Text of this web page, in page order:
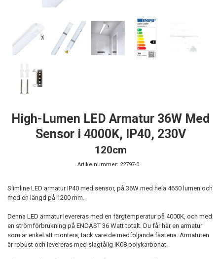
High-Lumen LED Armatur 36W Med
Sensor i 4000K, IP40, 230V
120cm
Artikelnummer: 22797-0
Slimline LED armatur IP40 med sensor, på 36W med hela 4650 lumen och
med en längd på 1200 mm.
Denna LED armatur levereras med en färgtemperatur på 4000K, och med
en strömförbrukning på ENDAST 36 Watt totalt. Du får här en armatur
som är enkel att montera, tack vare de medföljande fästena. Armaturen
är robust och levereras med slagtålig IK08 polykarbonat.